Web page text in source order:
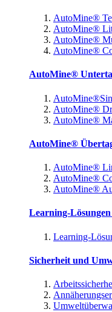
AutoMine®
AutoMine®
AutoMine®
AutoMine®
AutoMine®
AutoMine®
AutoMine®
AutoMine®
AutoMine®
AutoMine®
AutoMine®
Learning-
Learning-
Sicherheit und